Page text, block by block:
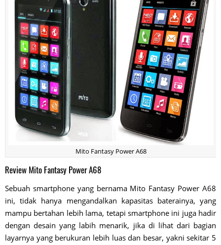
Mito Fantasy Power A68
Review Mito Fantasy Power A68
Sebuah smartphone yang bernama Mito Fantasy Power A68
ini, tidak hanya mengandalkan kapasitas baterainya, yang
mampu bertahan lebih lama, tetapi smartphone ini juga hadir
dengan desain yang labih menarik, jika di lihat dari bagian
layarnya yang berukuran lebih luas dan besar, yakni sekitar 5